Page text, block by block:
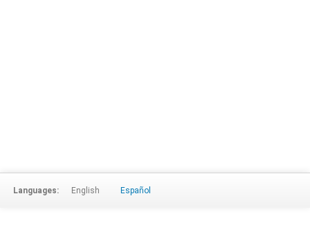
Languages: English Español